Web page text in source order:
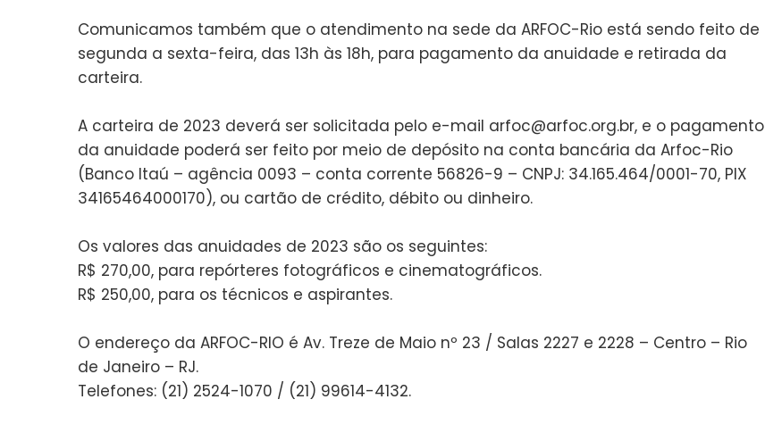
Comunicamos também que o atendimento na sede da ARFOC-Rio está sendo feito de
segunda a sexta-feira, das 13h às 18h, para pagamento da anuidade e retirada da
carteira.
A carteira de 2023 deverá ser solicitada pelo e-mail arfoc@arfoc.org.br, e o pagamento
da anuidade poderá ser feito por meio de depósito na conta bancária da Arfoc-Rio
(Banco Itaú – agência 0093 – conta corrente 56826-9 – CNPJ: 34.165.464/0001-70, PIX
34165464000170), ou cartão de crédito, débito ou dinheiro.
Os valores das anuidades de 2023 são os seguintes:
R$ 270,00, para repórteres fotográficos e cinematográficos.
R$ 250,00, para os técnicos e aspirantes.
O endereço da ARFOC-RIO é Av. Treze de Maio nº 23 / Salas 2227 e 2228 – Centro – Rio
de Janeiro – RJ.
Telefones: (21) 2524-1070 / (21) 99614-4132.